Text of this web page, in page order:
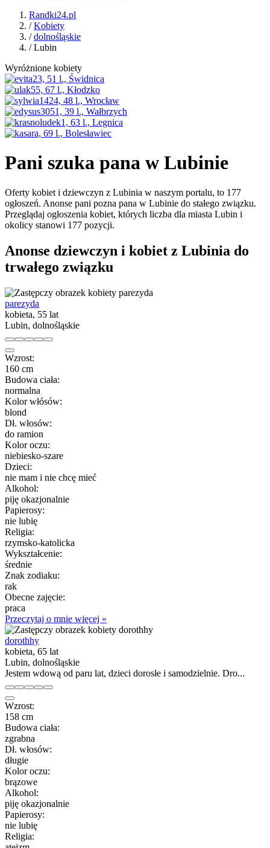
Randki24.pl
/Kobiety
/dolnośląskie
/ Lubin
Wyróżnione kobiety
Pani szuka pana w Lubinie
Oferty kobiet i dziewczyn z Lubinia w naszym portalu, to 177
ogłoszeń. Anonse pani pozna pana w Lubinie do stałego związku.
Przeglądaj ogłoszenia kobiet, których liczba dla miasta Lubin i
okolicy stanowi 177 pozycji.
Anonse dziewczyn i kobiet z Lubinia do
trwałego związku
parezyda
kobieta, 55 lat
Lubin, dolnośląskie
Wzrost:
160 cm
Budowa ciała:
normalna
Kolor włósów:
blond
Dł. włosów:
do ramion
Kolor oczu:
niebiesko-szare
Dzieci:
nie mam i nie chcę mieć
Alkohol:
piję okazjonalnie
Papierosy:
nie lubię
Religia:
rzymsko-katolicka
Wykształcenie:
średnie
Znak zodiaku:
rak
Obecne zajęcie:
praca
Przeczytaj o mnie więcej »
dorothhy
kobieta, 65 lat
Lubin, dolnośląskie
Jestem wdową od paru lat, dzieci dorosłe i samodzielnie. Dro...
Wzrost:
158 cm
Budowa ciała:
zgrabna
Dł. włosów:
długie
Kolor oczu:
brązowe
Alkohol:
piję okazjonalnie
Papierosy:
nie lubię
Religia: